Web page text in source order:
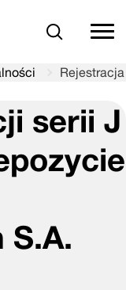
Szukaj
serii J